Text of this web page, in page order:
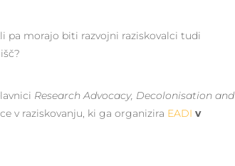
pa morajo biti razvojni raziskovalci tudi
Research Advocacy, Decolonisation and
v raziskovanju, ki ga organizira EADI v